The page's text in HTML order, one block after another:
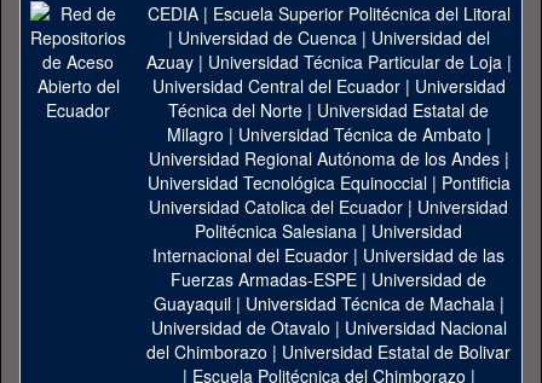
CEDIA| Escuela Superior Politécnica del Litoral
| Universidad de Cuenca| Universidad del
Azuay| Universidad Técnica Particular de Loja|
Universidad Central del Ecuador| Universidad
Técnica del Norte | Universidad Estatal de
Milagro | Universidad Técnica de Ambato |
Universidad Regional Autónoma de los Andes|
Universidad Tecnológica Equinoccial| Pontificia
Universidad Catolica del Ecuador | Universidad
Politécnica Salesiana | Universidad
Internacional del Ecuador | Universidad de las
Fuerzas Armadas-ESPE | Universidad de
Guayaquil| Universidad Técnica de Machala|
Universidad de Otavalo | Universidad Nacional
del Chimborazo | Universidad Estatal de Bolivar
| Escuela Politécnica del Chimborazo |